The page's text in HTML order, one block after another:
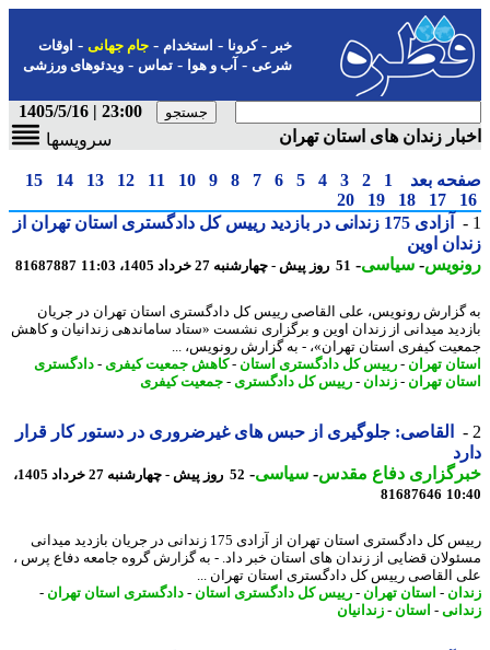
-کرونا-استخدام- جام جهانی-اوقات
شرعی-آب و هوا-تماس-ویدئوهای ورزشی
23:00 | 1405/5/16
زندان های استان تهران
سرویسها
بعد 1
2
3
4
5
6
7
8
9
10
11
12
13
14
15
17
18
19
20
آزادی 175 زندانی در بازدید رییس کل دادگستری استان تهران از
اوین
-سیاسی-51 روز پیش - چهارشنبه 27 خرداد 1405، 11:03 81687887
رونویس، علی القاصی رییس کل دادگستری استان تهران در جریان
میدانی از زندان اوین و برگزاری نشست «ستاد ساماندهی زندانیان و کاهش
کیفری استان تهران»، - به گزارش رونویس، ...
تهران- رییس کل دادگستری استان-کاهش جمعیت کیفری- دادگستری
تهران- زندان - رییس کل دادگستری- جمعیت کیفری
القاصی: جلوگیری از حبس های غیرضروری در دستور کار قرار
دفاع مقدس-سیاسی-
52 روز پیش - چهارشنبه 27 خرداد 1405،
81687646
رییس کل دادگستری استان تهران از آزادی 175 زندانی در جریان بازدید میدانی
قضایی از زندان های استان خبر داد. - به گزارش گروه جامعه دفاع پرس ،
القاصی رییس کل دادگستری استان تهران ...
- استان تهران- رییس کل دادگستری استان-دادگستری استان تهران-
- استان-زندانیان